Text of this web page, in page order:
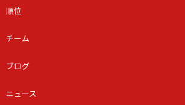
順位
チーム
ブログ
ニュース